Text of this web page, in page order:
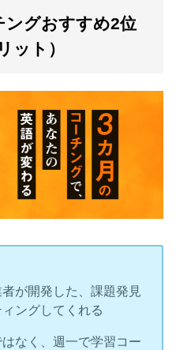
ングおすすめ2位
ット）
が開発した、課題発見
ングしてくれる
なく、週一で学習コー